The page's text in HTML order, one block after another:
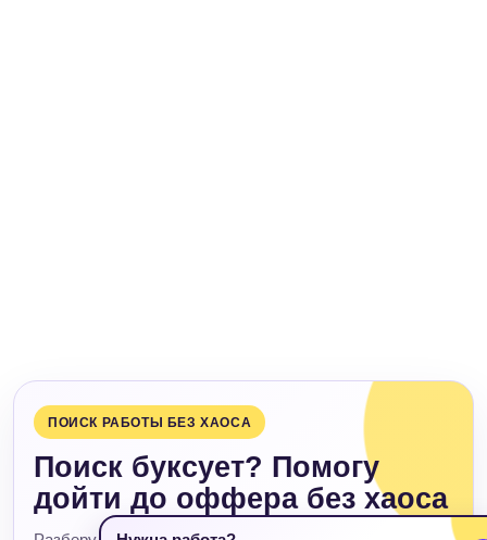
ПОИСК РАБОТЫ БЕЗ ХАОСА
Поиск буксует? Помогу
дойти до оффера без хаоса